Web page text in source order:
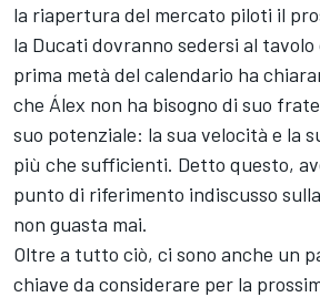
la riapertura del mercato piloti il
la Ducati dovranno sedersi al
prima metà del calendario ha
che Álex non ha bisogno di suo
suo potenziale: la sua velocità e la
più che sufficienti. Detto questo,
punto di riferimento indiscusso
non guasta mai.
Oltre a tutto ciò, ci sono anche un
chiave da considerare per la